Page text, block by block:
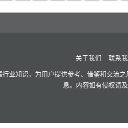
关于我们 联系
业知识，为用户提供参考、借鉴和交流
息。内容如有侵权请